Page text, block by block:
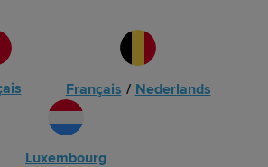
Français / Nederlands
Luxembourg